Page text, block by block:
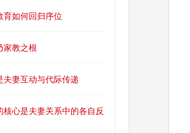
如何回归序位
家教之根
妻互动与代际传递
心是夫妻关系中的各自反